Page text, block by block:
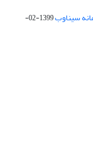
سیناوب
1399-02-